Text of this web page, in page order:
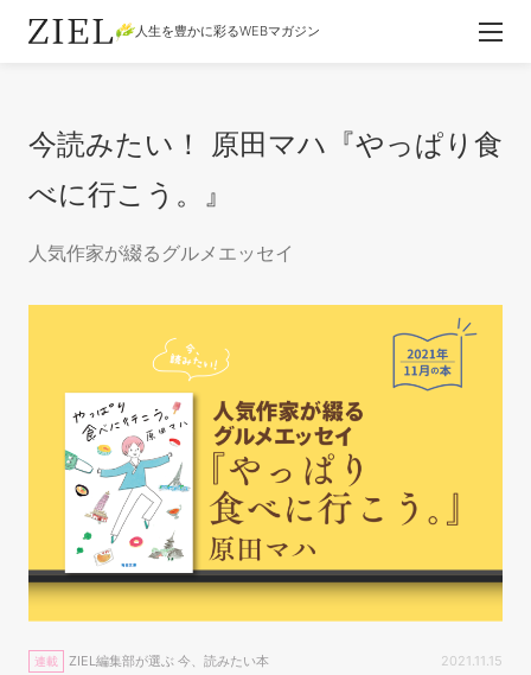
人生を豊かに彩るWEBマガジン
今読みたい！ 原田マハ『やっぱり食
べに行こう。』
人気作家が綴るグルメエッセイ
連載 ZIEL編集部が選ぶ 今、読みたい本 2021.11.15